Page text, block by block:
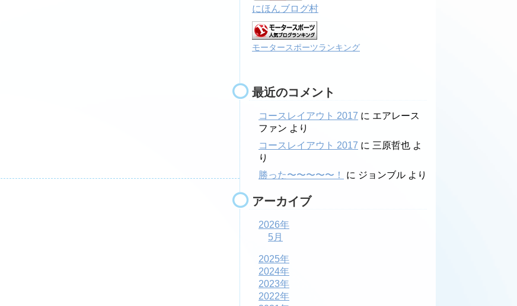
にほんブログ村
モータースポーツランキング
最近のコメント
コースレイアウト 2017 に エアレース
ファン より
コースレイアウト 2017 に 三原哲也 よ
り
勝った〜〜〜〜〜！
に ジョンブル より
アーカイブ
2026年
5月
2025年
2024年
2023年
2022年